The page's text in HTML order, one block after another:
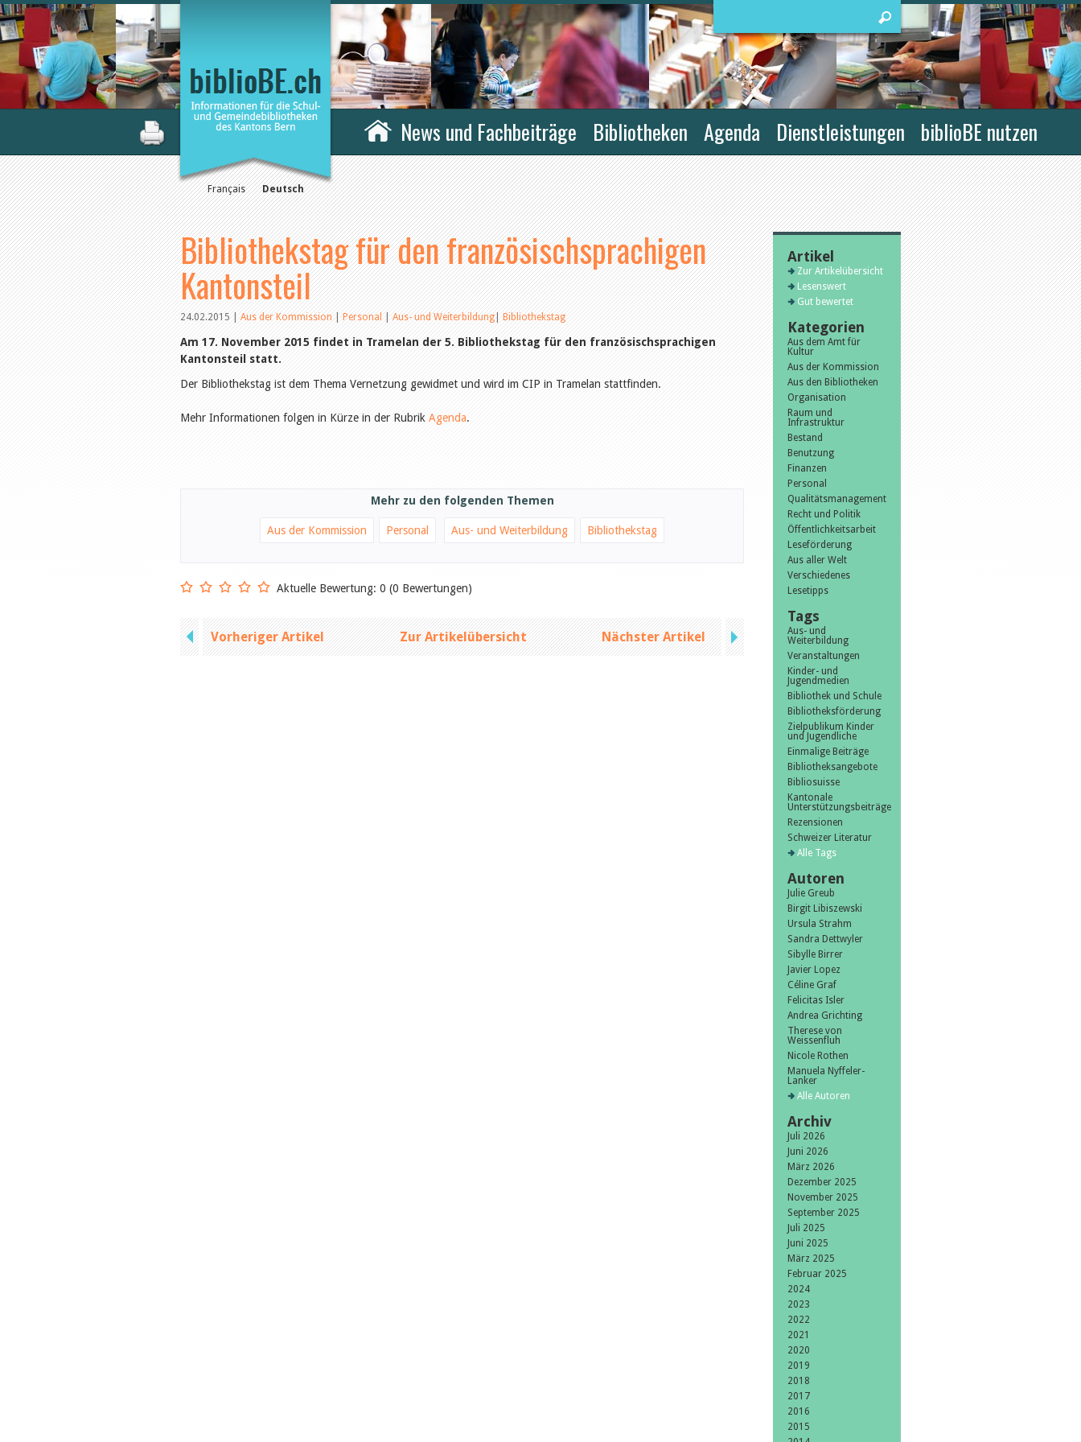
Français Deutsch
News und Fachbeiträge Bibliotheken Agenda Dienstleistungen biblioBE nutzen
Bibliothekstag für den französischsprachigen
Kantonsteil
24.02.2015|Aus der Kommission|Personal|Aus- und Weiterbildung|Bibliothekstag
Am 17. November 2015 findet in Tramelan der 5. Bibliothekstag für den französischsprachigen
Kantonsteil statt.
Der Bibliothekstag ist dem Thema Vernetzung gewidmet und wird im CIP in Tramelan stattfinden.
Mehr Informationen folgen in Kürze in der Rubrik Agenda.
Mehr zu den folgenden Themen
Aus der Kommission Personal Aus- und Weiterbildung Bibliothekstag
Aktuelle Bewertung: 0 (0 Bewertungen)
Vorheriger Artikel Zur Artikelübersicht Nächster Artikel
Artikel
Zur Artikelübersicht
Lesenswert
Gut bewertet
Kategorien
Aus dem Amt für
Kultur
Aus der Kommission
Aus den Bibliotheken
Organisation
Raum und
Infrastruktur
Bestand
Benutzung
Finanzen
Personal
Qualitätsmanagement
Recht und Politik
Öffentlichkeitsarbeit
Leseförderung
Aus aller Welt
Verschiedenes
Lesetipps
Tags
Aus- und
Weiterbildung
Veranstaltungen
Kinder- und
Jugendmedien
Bibliothek und Schule
Bibliotheksförderung
Zielpublikum Kinder
und Jugendliche
Einmalige Beiträge
Bibliotheksangebote
Bibliosuisse
Kantonale
Unterstützungsbeiträge
Rezensionen
Schweizer Literatur
Alle Tags
Autoren
Julie Greub
Birgit Libiszewski
Ursula Strahm
Sandra Dettwyler
Sibylle Birrer
Javier Lopez
Céline Graf
Felicitas Isler
Andrea Grichting
Therese von
Weissenfluh
Nicole Rothen
Manuela Nyffeler-
Lanker
Alle Autoren
Archiv
Juli 2026
Juni 2026
März 2026
Dezember 2025
November 2025
September 2025
Juli 2025
Juni 2025
März 2025
Februar 2025
2024
2023
2022
2021
2020
2019
2018
2017
2016
2015